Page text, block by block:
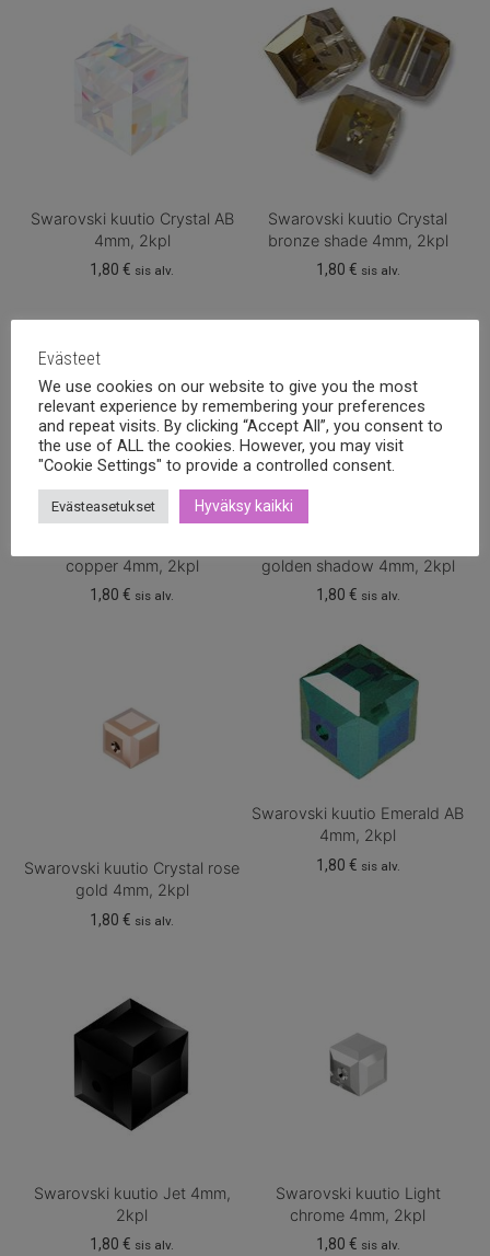
Swarovski kuutio Crystal AB
4mm, 2kpl
1,80€ sis alv.
Swarovski kuutio Crystal
bronze shade 4mm, 2kpl
1,80 € sis alv.
copper 4mm, 2kpl
1,80€ sis alv.
golden shadow 4mm, 2kpl
1,80 € sis alv.
Swarovski kuutio Crystal rose
gold 4mm, 2kpl
1,80€ sis alv.
Swarovski kuutio Emerald AB
4mm, 2kpl
1,80 € sis alv.
Swarovski kuutio Jet 4mm,
2kpl
1,80€ sis alv.
Swarovski kuutio Light
chrome 4mm, 2kpl
1,80 € sis alv.
Evästeet
We use cookies on our website to give you the most
relevant experience by remembering your preferences
and repeat visits. By clicking “Accept All”, you consent to
the use of ALL the cookies. However, you may visit
"Cookie Settings" to provide a controlled consent.
Evästeasetukset Hyväksy kaikki